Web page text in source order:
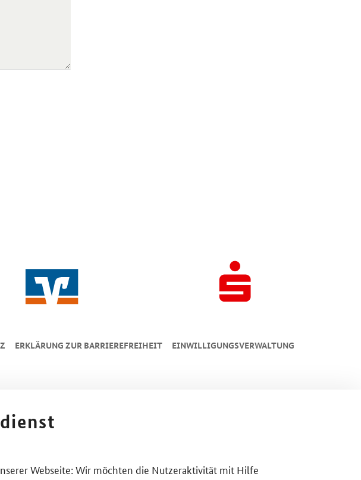
ERKLÄRUNG ZUR BARRIEREFREIHEIT EINWILLIGUNGSVERWALTUNG
Webseite: Wir möchten die Nutzeraktivität mit Hilfe